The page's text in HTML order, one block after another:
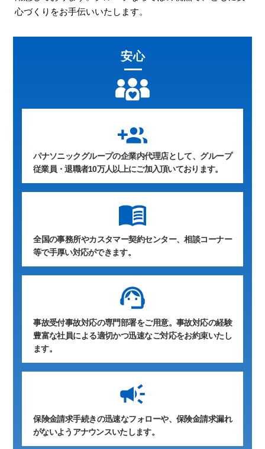
心づくりをお手伝いいたします。
安心
group_add
パナソニックグループの企業内代理店として、グループ
従業員・退職者10万人以上にご加入頂いております。
全国の事務所やカスタマー契約センター、相談コーナー
等で手厚い対応ができます。
事故受付事故対応の専門部署をご用意。事故対応の経験
豊富な社員による適切かつ迅速なご対応をお約束いたし
ます。
保険金請求手続きの迅速なフォローや、保険金請求漏れ
がないようアナウンスいたします。